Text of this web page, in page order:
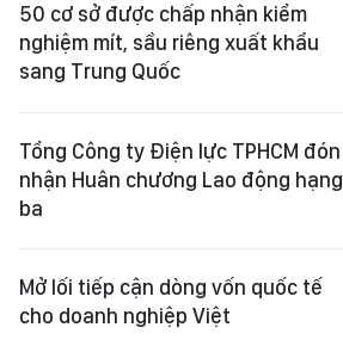
50 cơ sở được chấp nhận kiểm
nghiệm mít, sầu riêng xuất khẩu
sang Trung Quốc
Tổng Công ty Điện lực TPHCM đón
nhận Huân chương Lao động hạng
ba
Mở lối tiếp cận dòng vốn quốc tế
cho doanh nghiệp Việt